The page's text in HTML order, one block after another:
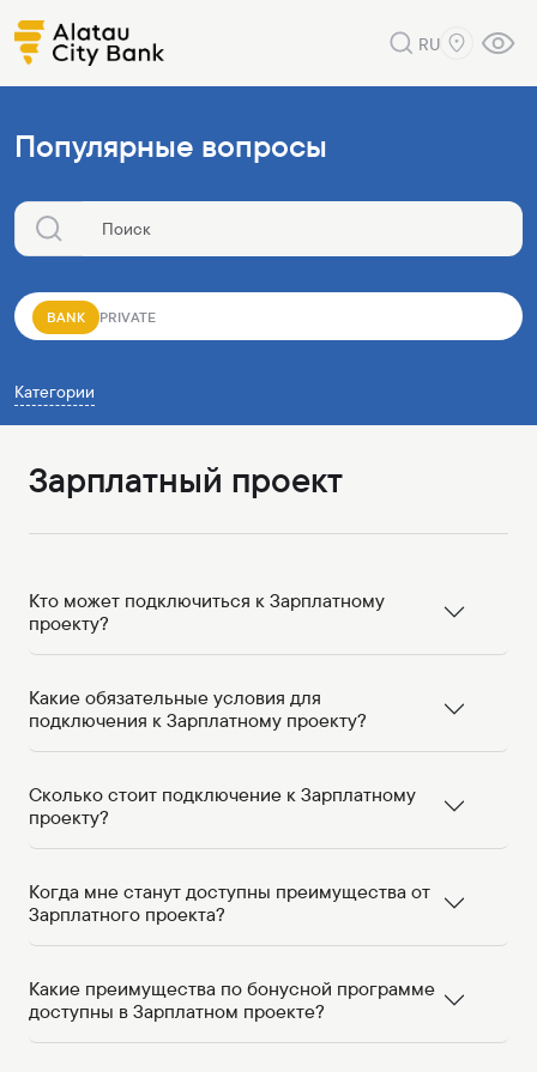
RU
Популярные вопросы
BANK PRIVATE
Категории
Зарплатный проект
Кто может подключиться к Зарплатному
проекту?
Какие обязательные условия для
подключения к Зарплатному проекту?
Сколько стоит подключение к Зарплатному
проекту?
Когда мне станут доступны преимущества от
Зарплатного проекта?
Какие преимущества по бонусной программе
доступны в Зарплатном проекте?